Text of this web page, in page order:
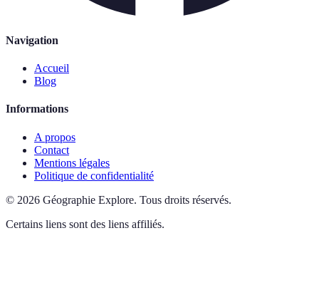
Navigation
Accueil
Blog
Informations
A propos
Contact
Mentions légales
Politique de confidentialité
© 2026 Géographie Explore. Tous droits réservés.
Certains liens sont des liens affiliés.